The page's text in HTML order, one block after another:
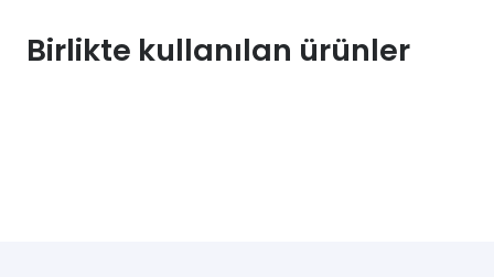
Birlikte kullanılan ürünler